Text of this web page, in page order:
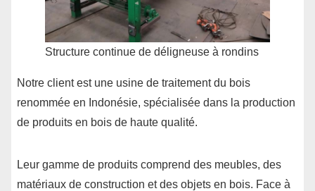
Structure continue de déligneuse à rondins
Notre client est une usine de traitement du bois
renommée en Indonésie, spécialisée dans la production
de produits en bois de haute qualité.
Leur gamme de produits comprend des meubles, des
matériaux de construction et des objets en bois. Face à